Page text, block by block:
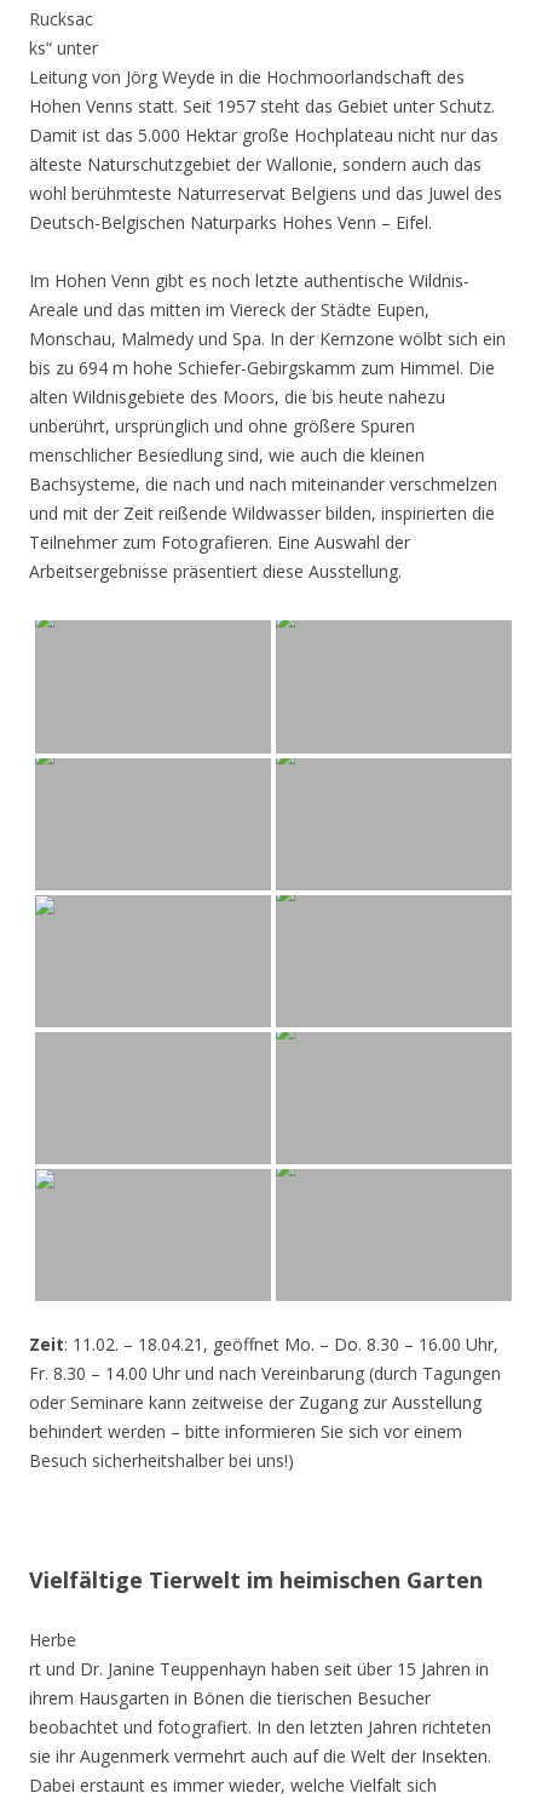
Rucksac
ks“ unter
Leitung von Jörg Weyde in die Hochmoorlandschaft des
Hohen Venns statt. Seit 1957 steht das Gebiet unter Schutz.
Damit ist das 5.000 Hektar große Hochplateau nicht nur das
älteste Naturschutzgebiet der Wallonie, sondern auch das
wohl berühmteste Naturreservat Belgiens und das Juwel des
Deutsch-Belgischen Naturparks Hohes Venn – Eifel.
Im Hohen Venn gibt es noch letzte authentische Wildnis-
Areale und das mitten im Viereck der Städte Eupen,
Monschau, Malmedy und Spa. In der Kernzone wölbt sich ein
bis zu 694 m hohe Schiefer-Gebirgskamm zum Himmel. Die
alten Wildnisgebiete des Moors, die bis heute nahezu
unberührt, ursprünglich und ohne größere Spuren
menschlicher Besiedlung sind, wie auch die kleinen
Bachsysteme, die nach und nach miteinander verschmelzen
und mit der Zeit reißende Wildwasser bilden, inspirierten die
Teilnehmer zum Fotografieren. Eine Auswahl der
Arbeitsergebnisse präsentiert diese Ausstellung.
Zeit: 11.02. – 18.04.21, geöffnet Mo. – Do. 8.30 – 16.00 Uhr,
Fr. 8.30 – 14.00 Uhr und nach Vereinbarung (durch Tagungen
oder Seminare kann zeitweise der Zugang zur Ausstellung
behindert werden – bitte informieren Sie sich vor einem
Besuch sicherheitshalber bei uns!)
Vielfältige Tierwelt im heimischen Garten
Herbe
rt und Dr. Janine Teuppenhayn haben seit über 15 Jahren in
ihrem Hausgarten in Bönen die tierischen Besucher
beobachtet und fotografiert. In den letzten Jahren richteten
sie ihr Augenmerk vermehrt auch auf die Welt der Insekten.
Dabei erstaunt es immer wieder, welche Vielfalt sich